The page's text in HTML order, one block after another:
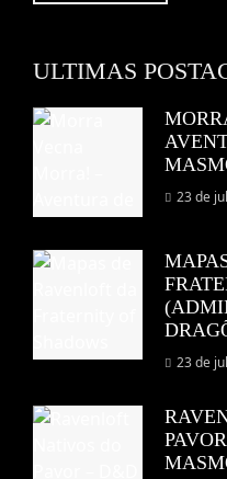
ULTIMAS
23 de
23 de